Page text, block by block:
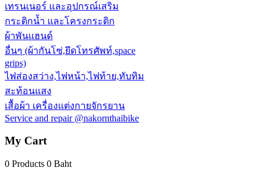
เทรนเนอร์ และอุปกรณ์เสริม
กระติกน้ำ และโครงกระติก
ผ้าพันแฮนด์
อื่นๆ (ผ้ากันโซ่,ยึดโทรศัพท์,space
grips)
ไฟส่องสว่าง,ไฟหน้า,ไฟท้าย,ทับทิม
สะท้อนแสง
เสื้อผ้า เครื่องแต่งกายจักรยาน
Service and repair @nakornthaibike
My Cart
0 Products 0 Baht